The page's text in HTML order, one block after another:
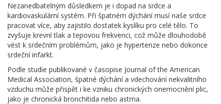
Nezanedbatelným důsledkem je i dopad na srdce a
kardiovaskulární systém. Při špatném dýchání musí naše srdce
pracovat více, aby zajistilo dostatek kyslíku pro celé tělo. To
zvyšuje krevní tlak a tepovou frekvenci, což může dlouhodobě
vést k srdečním problémům, jako je hypertenze nebo dokonce
srdeční infarkt.
Podle studie publikované v časopise Journal of the American
Medical Association, špatné dýchání a vdechování nekvalitního
vzduchu může přispět i ke vzniku chronických onemocnění plic,
jako je chronická bronchitida nebo astma.